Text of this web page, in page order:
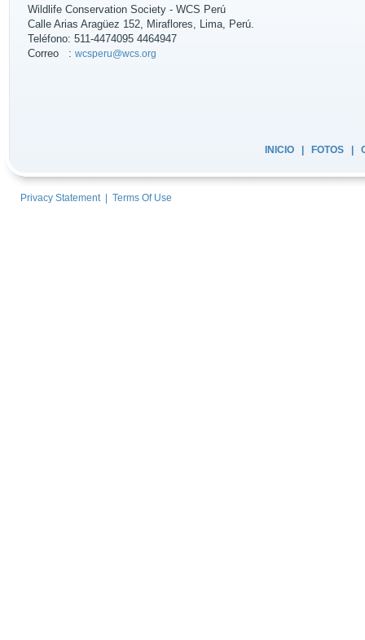
Wildlife Conservation Society - WCS Perú
Calle Arias Aragüez 152, Miraflores, Lima, Perú.
Teléfono: 511-4474095 4464947
Correo : wcsperu@wcs.org
INICIO FOTOS
Privacy Statement| Terms Of Use